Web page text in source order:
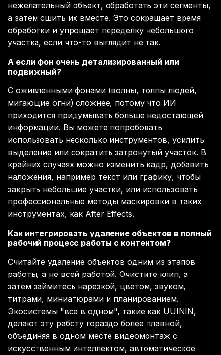
нежелательный объект, обработать эти сегменты,
а затем сшить их вместе. Это сокращает время
обработки и упрощает переделку небольшого
участка, если что-то выглядит не так.
А если фон очень детализированный или
подвижный?
С оживленными фонами (волны, толпы людей,
мигающие огни) сложнее, потому что ИИ
приходится придумывать больше недостающей
информации. Вы можете попробовать
использовать несколько инструментов, усилить
выделение или сократить затронутый участок. В
крайних случаях можно изменить кадр, добавить
наложения, например текст или графику, чтобы
закрыть небольшие участки, или использовать
профессиональные методы маскировки в таких
инструментах, как After Effects.
Как интегрировать удаление объектов в полный
рабочий процесс работы с контентом?
Считайте удаление объектов одним из этапов
работы, а не всей работой. Очистите клип, а
затем займитесь нарезкой, цветом, звуком,
титрами, миниатюрами и планированием.
Экосистемы "все в одном", такие как UUININ,
делают эту работу гораздо более плавной,
объединяя в одном месте видеомонтаж с
искусственным интеллектом, автоматическое